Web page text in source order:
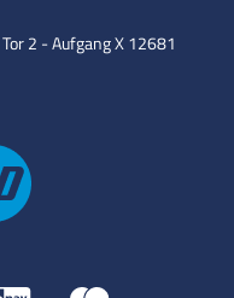
Tor 2 - Aufgang X12681